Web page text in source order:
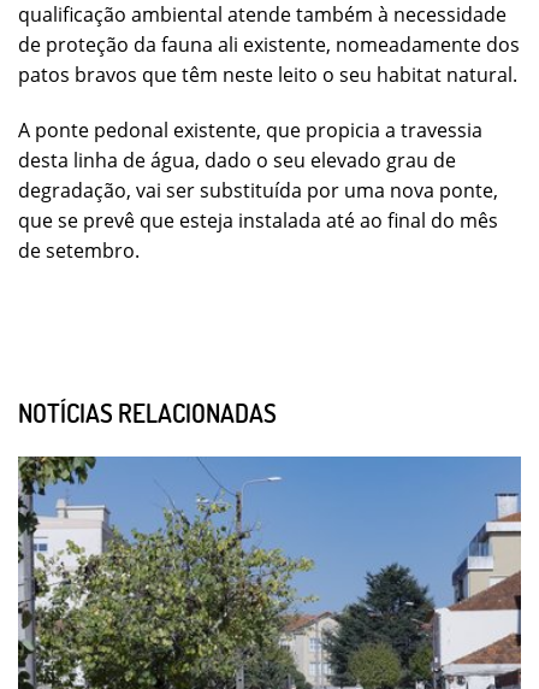
qualificação ambiental atende também à necessidade
de proteção da fauna ali existente, nomeadamente dos
patos bravos que têm neste leito o seu habitat natural.
A ponte pedonal existente, que propicia a travessia
desta linha de água, dado o seu elevado grau de
degradação, vai ser substituída por uma nova ponte,
que se prevê que esteja instalada até ao final do mês
de setembro.
NOTÍCIAS RELACIONADAS